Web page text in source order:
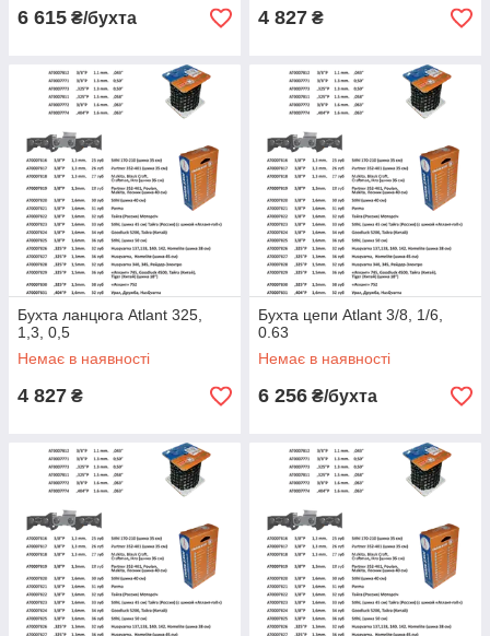
6 615 ₴/бухта 4 827 ₴
Бухта ланцюга Atlant 325,
1,3, 0,5
Немає в наявності
4 827 ₴
Бухта цепи Atlant 3/8, 1/6,
0.63
Немає в наявності
6 256 ₴/бухта